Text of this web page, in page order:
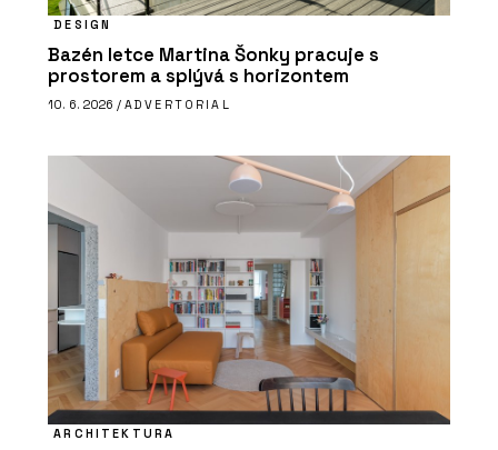
DESIGN
Bazén letce Martina Šonky pracuje s
prostorem a splývá s horizontem
10. 6. 2026 / ADVERTORIAL
ARCHITEKTURA